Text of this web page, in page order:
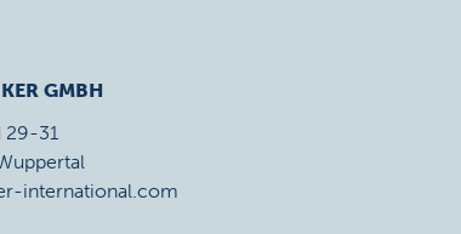
GMBH
29-31
international.com